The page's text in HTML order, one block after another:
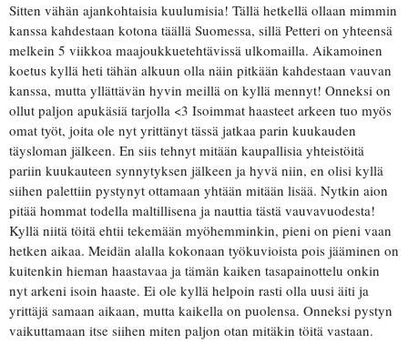
Sitten vähän ajankohtaisia kuulumisia! Tällä hetkellä ollaan mimmin
kanssa kahdestaan kotona täällä Suomessa, sillä Petteri on yhteensä
melkein 5 viikkoa maajoukkuetehtävissä ulkomailla. Aikamoinen
koetus kyllä heti tähän alkuun olla näin pitkään kahdestaan vauvan
kanssa, mutta yllättävän hyvin meillä on kyllä mennyt! Onneksi on
ollut paljon apukäsiä tarjolla <3 Isoimmat haasteet arkeen tuo myös
omat työt, joita ole nyt yrittänyt tässä jatkaa parin kuukauden
täysloman jälkeen. En siis tehnyt mitään kaupallisia yhteistöitä
pariin kuukauteen synnytyksen jälkeen ja hyvä niin, en olisi kyllä
siihen palettiin pystynyt ottamaan yhtään mitään lisää. Nytkin aion
pitää hommat todella maltillisena ja nauttia tästä vauvavuodesta!
Kyllä niitä töitä ehtii tekemään myöhemminkin, pieni on pieni vaan
hetken aikaa. Meidän alalla kokonaan työkuvioista pois jääminen on
kuitenkin hieman haastavaa ja tämän kaiken tasapainottelu onkin
nyt arkeni isoin haaste. Ei ole kyllä helpoin rasti olla uusi äiti ja
yrittäjä samaan aikaan, mutta kaikella on puolensa. Onneksi pystyn
vaikuttamaan itse siihen miten paljon otan mitäkin töitä vastaan.